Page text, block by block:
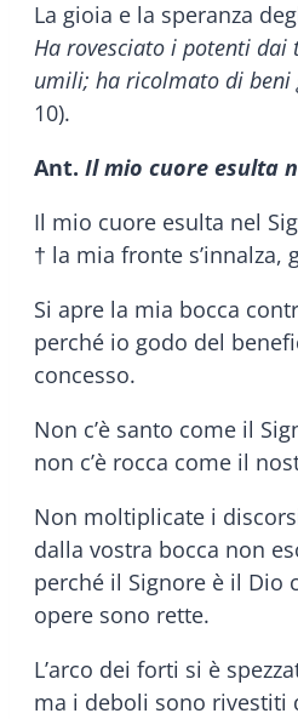
La gioia e la speranza
Ha rovesciato i potenti
umili; ha ricolmato di
10).
Ant. Il mio cuore esulta
Il mio cuore esulta nel
† la mia fronte s’innalza,
Si apre la mia bocca
perché io godo del
concesso.
Non c’è santo come il
non c’è rocca come il
Non moltiplicate i
dalla vostra bocca non
perché il Signore è il Dio
opere sono rette.
L’arco dei forti si è
ma i deboli sono rivestiti